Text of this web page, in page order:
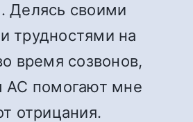
Делясь своими
трудностями на
время созвонов,
АС помогают мне
отрицания.